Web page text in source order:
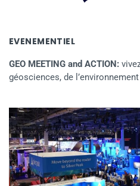
EVENEMENTIEL
GEO MEETING and ACTION:
géosciences, de